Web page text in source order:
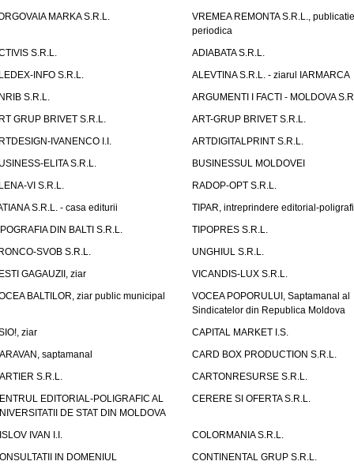
MARKA S.R.L.
VREMEA REMONTA S.R.L., publicatie
periodica
S.R.L.
ADIABATA S.R.L.
INFO S.R.L.
ALEVTINA S.R.L. - ziarul IARMARCA
S.R.L.
ARGUMENTI I FACTI - MOLDOVA
GRUP BRIVET S.R.L.
ART-GRUP BRIVET S.R.L.
IVANENCO I.I.
ARTDIGITALPRINT S.R.L.
ELITA S.R.L.
BUSINESSUL MOLDOVEI
VI S.R.L.
RADOP-OPT S.R.L.
S.R.L. - casa editurii
TIPAR, intreprindere editorial-
DIN BALTI S.R.L.
TIPOPRES S.R.L.
SVOB S.R.L.
UNGHIUL S.R.L.
GAGAUZII, ziar
VICANDIS-LUX S.R.L.
BALTILOR, ziar public municipal
VOCEA POPORULUI, Saptamanal al
Sindicatelor din Republica Moldova
ziar
CAPITAL MARKET I.S.
saptamanal
CARD BOX PRODUCTION S.R.L.
S.R.L.
CARTONRESURSE S.R.L.
EDITORIAL-POLIGRAFIC AL
DE STAT DIN MOLDOVA
CERERE SI OFERTA S.R.L.
IVAN I.I.
COLORMANIA S.R.L.
IN DOMENIUL
CONTINENTAL GRUP S.R.L.